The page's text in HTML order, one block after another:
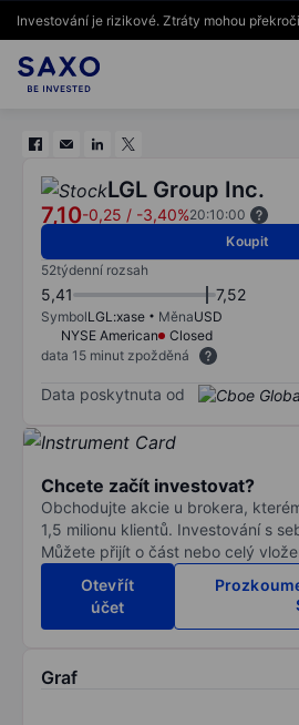
Investování je rizikové. Ztráty mohou
LGL Group Inc.
7,10-0,25 / -3,40%20:10:00
Koupit
52týdenní rozsah
5,41 7,52
SymbolLGL:xase MěnaUSD
NYSE American
Closed
data 15 minut zpožděná
Data poskytnuta od
Chcete začít investovat?
Obchodujte akcie u brokera,
1,5 milionu klientů. Investování s
Můžete přijít o část nebo celý
Otevřít
účet
Graf